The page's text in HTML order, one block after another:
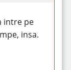
intre pe
insa.